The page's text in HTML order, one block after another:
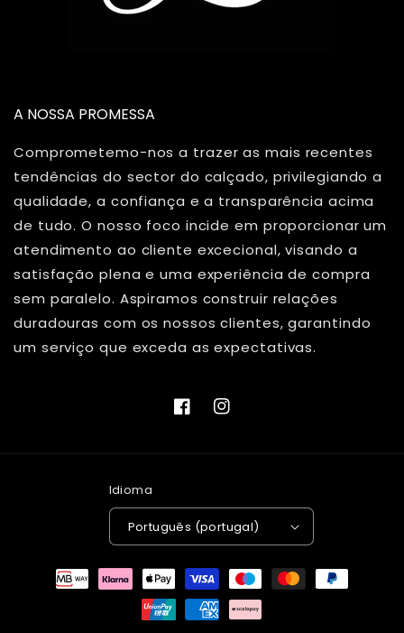
A NOSSA PROMESSA
Comprometemo-nos a trazer as mais recentes
tendências do sector do calçado, privilegiando a
qualidade, a confiança e a transparência acima
de tudo. O nosso foco incide em proporcionar um
atendimento ao cliente excecional, visando a
satisfação plena e uma experiência de compra
sem paralelo. Aspiramos construir relações
duradouras com os nossos clientes, garantindo
um serviço que exceda as expectativas.
FacebookInstagram
Idioma
Português (portugal)
Métodos